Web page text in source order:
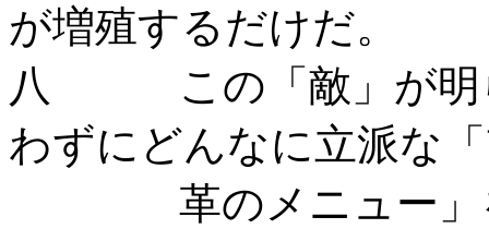
が増殖するだけだ。
八 この「敵」が明ら
わずにどんなに立派な
革のメニュー」を